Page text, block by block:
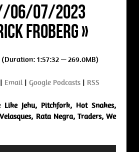
06/07/2023
Froberg »
(Duration: 1:57:32 — 269.0MB)
| Email | Google Podcasts | RSS
Like Jehu, Pitchfork, Hot Snakes,
Rata Negra, Traders, We